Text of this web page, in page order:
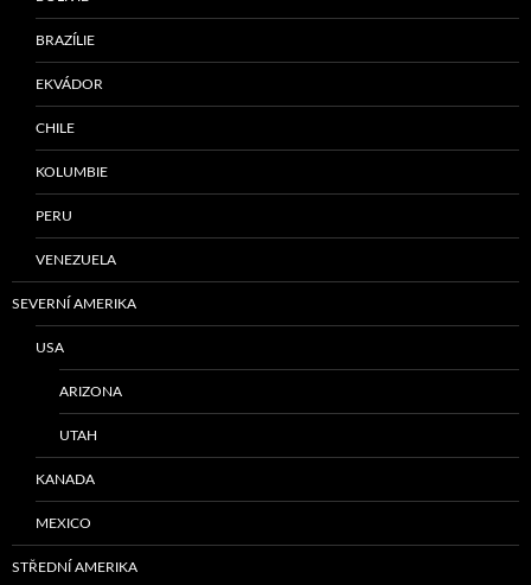
BRAZÍLIE
EKVÁDOR
CHILE
KOLUMBIE
PERU
VENEZUELA
SEVERNÍ AMERIKA
USA
ARIZONA
UTAH
KANADA
MEXICO
STŘEDNÍ AMERIKA